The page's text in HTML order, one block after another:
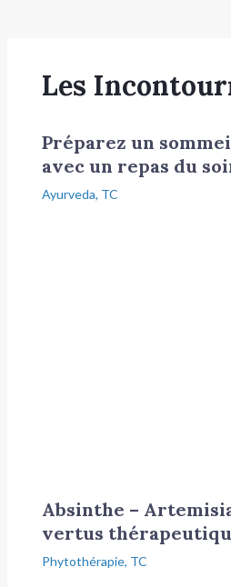
Les
Préparez un
avec un repas du
Ayurveda, TC
Absinthe –
vertus
Phytothérapie, TC